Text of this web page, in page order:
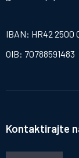
IBAN: HR42 2500
OIB: 70788591483
Kontaktirajte